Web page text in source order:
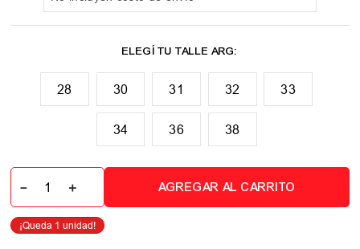
28 30 31 32 33
34 36 38
＋
－ AGREGAR AL CARRITO